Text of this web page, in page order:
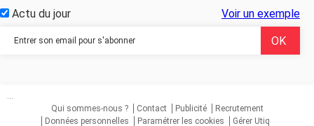
Actu du jour Voir un exemple
...
Qui sommes-nous ?
Contact Publicité
Recrutement
Données personnelles
Paramétrer les cookies Gérer Utiq